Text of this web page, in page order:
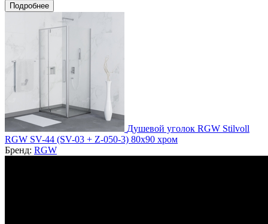
Подробнее
Душевой уголок RGW Stilvoll
RGW SV-44 (SV-03 + Z-050-3) 80x90 хром
Бренд: RGW